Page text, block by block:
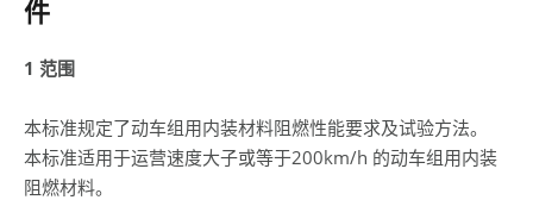
件
1 范围
本标准规定了动车组用内装材料阻燃性能要求及试验方法。
本标准适用于运营速度大子或等于200km/h 的动车组用内装
阻燃材料。